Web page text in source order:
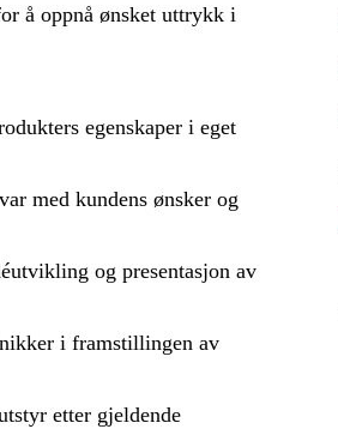
å oppnå ønsket uttrykk i
egenskaper i eget
med kundens ønsker og
og presentasjon av
i framstillingen av
etter gjeldende